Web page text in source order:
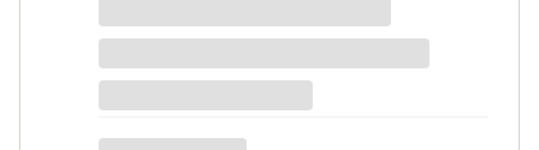
stosowałam do pomidorów
koktajlowych oraz pomidorów
karłowych. Dodatkowo do podpór
można podwiązać lub podpiąć pędy.